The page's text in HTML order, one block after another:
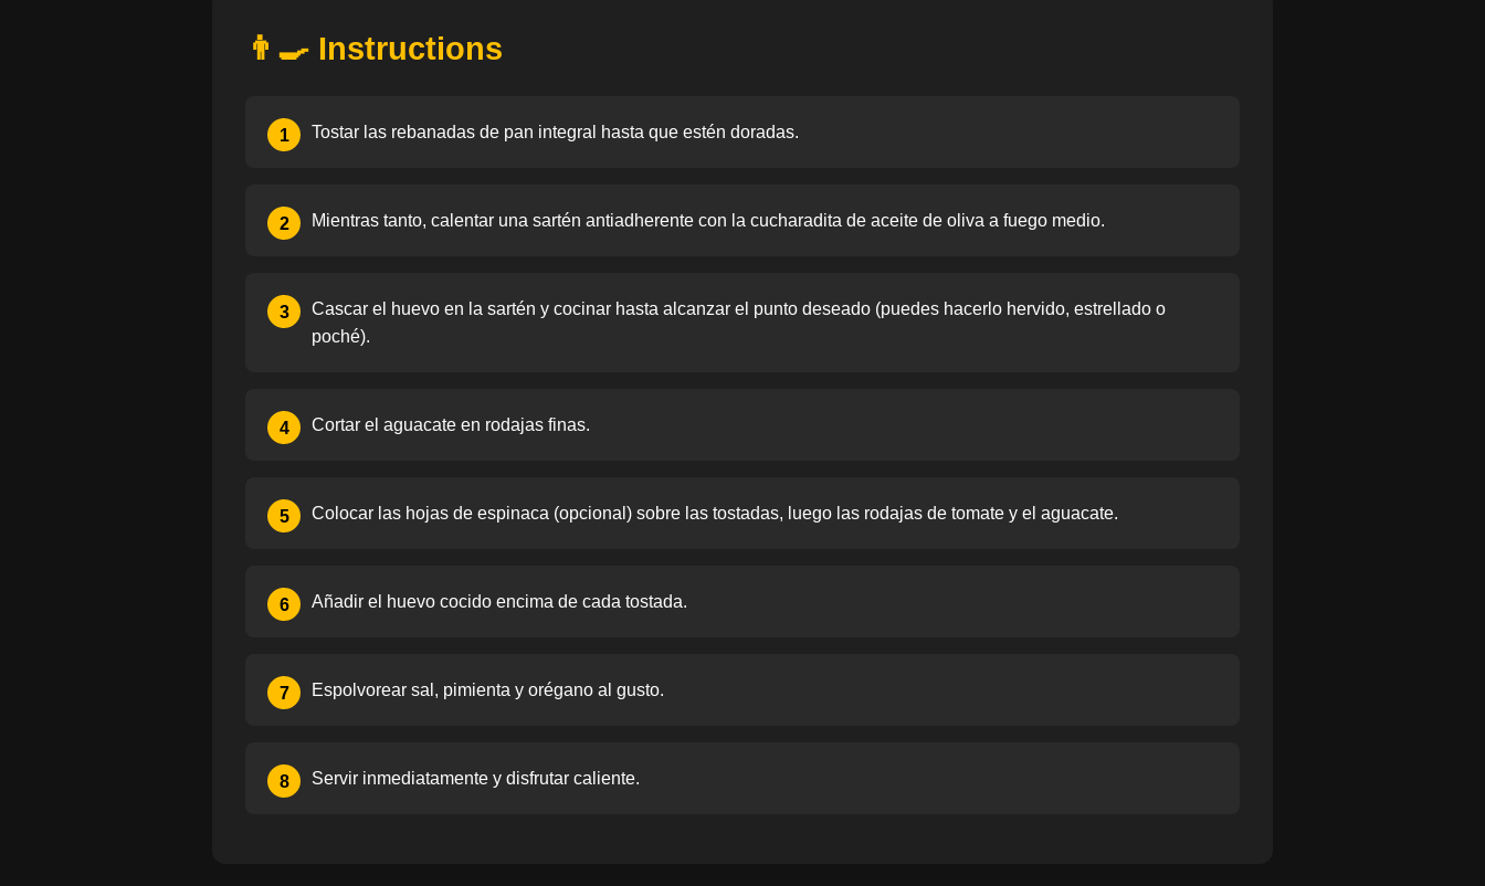
👨‍🍳 Instructions
1 Tostar las rebanadas de pan integral hasta que estén doradas.
2 Mientras tanto, calentar una sartén antiadherente con la cucharadita de aceite de oliva a fuego medio.
3
Cascar el huevo en la sartén y cocinar hasta alcanzar el punto deseado (puedes hacerlo hervido, estrellado o
poché).
4 Cortar el aguacate en rodajas finas.
5 Colocar las hojas de espinaca (opcional) sobre las tostadas, luego las rodajas de tomate y el aguacate.
6 Añadir el huevo cocido encima de cada tostada.
7 Espolvorear sal, pimienta y orégano al gusto.
8 Servir inmediatamente y disfrutar caliente.